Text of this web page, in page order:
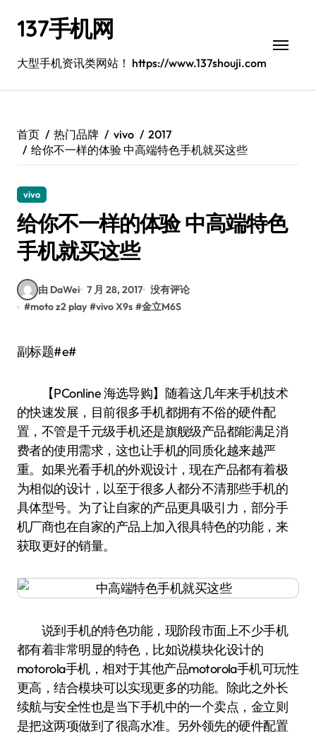
137手机网
大型手机资讯类网站！ https://www.137shouji.com
首页 热门品牌 vivo
2017
给你不一样的体验 中高端特色手机就买这些
vivo
给你不一样的体验 中高端特色
手机就买这些
由 DaWei 7 月 28, 2017 没有评论
#moto z2 play #vivo X9s #金立M6S
副标题#e#
【PConline 海选导购】随着这几年来手机技术
的快速发展，目前很多手机都拥有不俗的硬件配
置，不管是千元级手机还是旗舰级产品都能满足消
费者的使用需求，这也让手机的同质化越来越严
重。如果光看手机的外观设计，现在产品都有着极
为相似的设计，以至于很多人都分不清那些手机的
具体型号。为了让自家的产品更具吸引力，部分手
机厂商也在自家的产品上加入很具特色的功能，来
获取更好的销量。
说到手机的特色功能，现阶段市面上不少手机
都有着非常明显的特色，比如说模块化设计的
motorola手机，相对于其他产品motorola手机可玩性
更高，结合模块可以实现更多的功能。除此之外长
续航与安全性也是当下手机中的一个卖点，金立则
是把这两项做到了很高水准。另外领先的硬件配置